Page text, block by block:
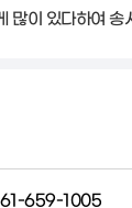
많이 있다하여
659-1005